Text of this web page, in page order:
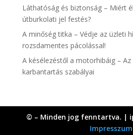
Láthatóság és biztonság – Miért
útburkolati jel festés?
A minőség titka – Védje az üzleti
rozsdamentes pácolással!
A késélezéstől a motorhibáig –
karbantartás szabályai
© – Minden jog fenntartva. |
Impresszum